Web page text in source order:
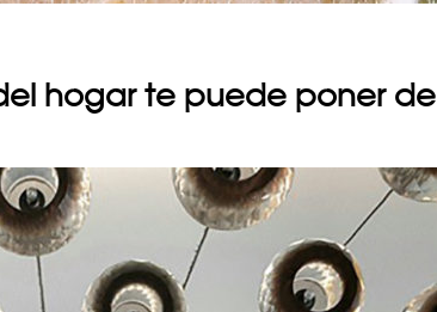
hogar te puede poner de